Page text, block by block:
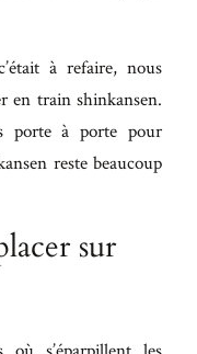
à refaire, nous
en train shinkansen.
porte à porte pour
reste beaucoup
sur